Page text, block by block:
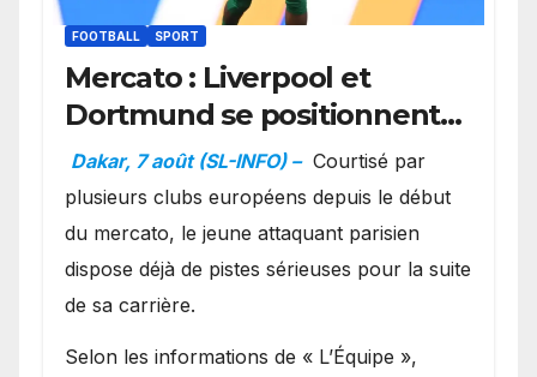
FOOTBALL SPORT
Mercato : Liverpool et
Dortmund se positionnent
en favoris pour recruter
Ibrahim Mbaye
Dakar, 7 août (SL-INFO) – Courtisé par
plusieurs clubs européens depuis le début
du mercato, le jeune attaquant parisien
dispose déjà de pistes sérieuses pour la suite
de sa carrière.
Selon les informations de « L’Équipe »,